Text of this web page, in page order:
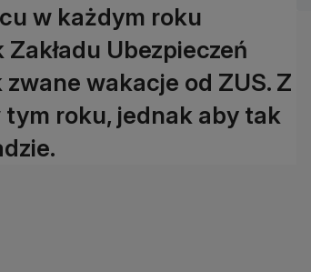
w każdym roku
Ubezpieczeń
wakacje od ZUS. Z
tym roku, jednak aby tak